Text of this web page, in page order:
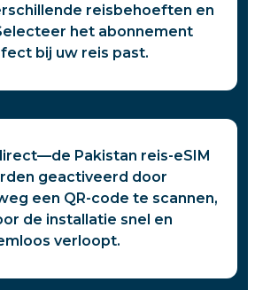
reisbehoeften en
het abonnement
bij uw reis past.
Pakistan reis-eSIM
geactiveerd door
een QR-code te scannen,
de installatie snel en
verloopt.